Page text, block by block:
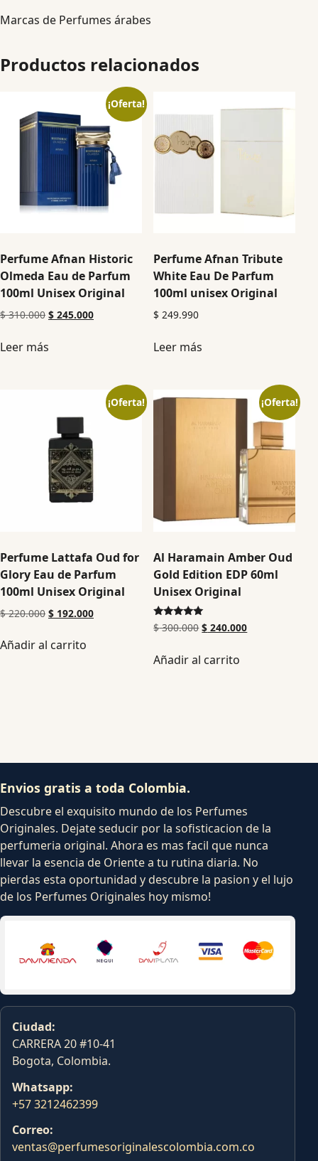
Marcas de Perfumes árabes
Productos relacionados
¡Oferta!
Perfume Afnan Historic
Olmeda Eau de Parfum
100ml Unisex Original
$310.000 $ 245.000
Leer más
Perfume Afnan Tribute
White Eau De Parfum
100ml unisex Original
$ 249.990
Leer más
¡Oferta!
Perfume Lattafa Oud for
Glory Eau de Parfum
100ml Unisex Original
$220.000 $ 192.000
Añadir al carrito
¡Oferta!
Al Haramain Amber Oud
Gold Edition EDP 60ml
Unisex Original
Valorado en
5.00
$300.000 $ 240.000
Añadir al carrito
Envios gratis a toda Colombia.
Descubre el exquisito mundo de los Perfumes
Originales. Dejate seducir por la sofisticacion de la
perfumeria original. Ahora es mas facil que nunca
llevar la esencia de Oriente a tu rutina diaria. No
pierdas esta oportunidad y descubre la pasion y el lujo
de los Perfumes Originales hoy mismo!
Ciudad:
CARRERA 20 #10-41
Bogota, Colombia.
Whatsapp:
+57 3212462399
Correo:
ventas@perfumesoriginalescolombia.com.co